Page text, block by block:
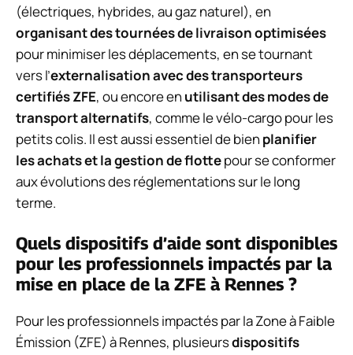
(électriques, hybrides, au gaz naturel), en
organisant des tournées de livraison optimisées
pour minimiser les déplacements, en se tournant
vers l’externalisation avec des transporteurs
certifiés ZFE, ou encore en utilisant des modes de
transport alternatifs, comme le vélo-cargo pour les
petits colis. Il est aussi essentiel de bien planifier
les achats et la gestion de flottepour se conformer
aux évolutions des réglementations sur le long
terme.
Quels dispositifs d’aide sont disponibles
pour les professionnels impactés par la
mise en place de la ZFE à Rennes ?
Pour les professionnels impactés par la Zone à Faible
Émission (ZFE) à Rennes, plusieursdispositifs